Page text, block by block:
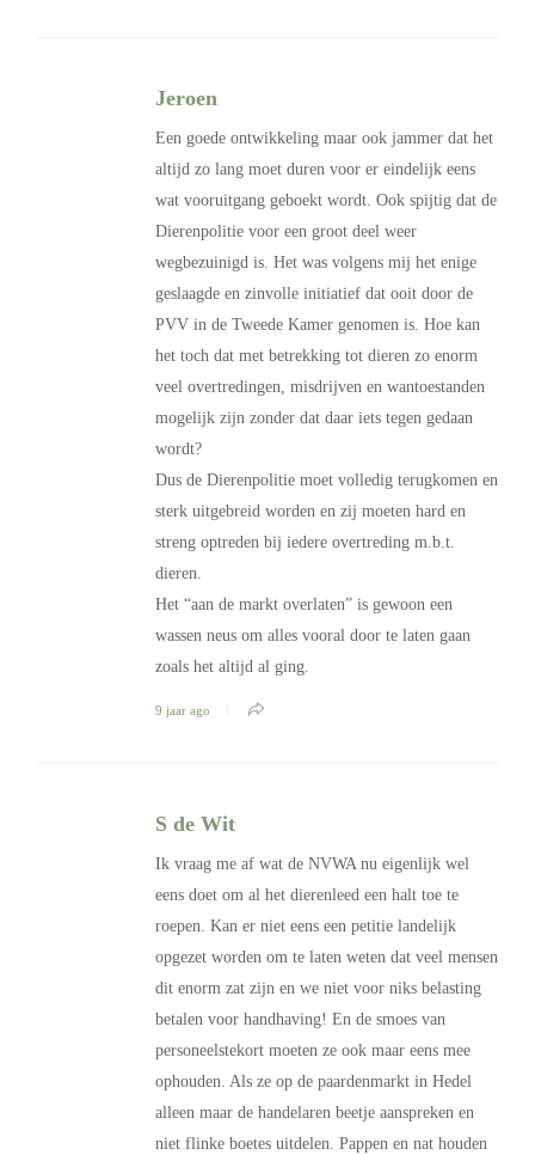
Jeroen
Een goede ontwikkeling maar ook jammer dat het
altijd zo lang moet duren voor er eindelijk eens
wat vooruitgang geboekt wordt. Ook spijtig dat de
Dierenpolitie voor een groot deel weer
wegbezuinigd is. Het was volgens mij het enige
geslaagde en zinvolle initiatief dat ooit door de
PVV in de Tweede Kamer genomen is. Hoe kan
het toch dat met betrekking tot dieren zo enorm
veel overtredingen, misdrijven en wantoestanden
mogelijk zijn zonder dat daar iets tegen gedaan
wordt?
Dus de Dierenpolitie moet volledig terugkomen en
sterk uitgebreid worden en zij moeten hard en
streng optreden bij iedere overtreding m.b.t.
dieren.
Het “aan de markt overlaten” is gewoon een
wassen neus om alles vooral door te laten gaan
zoals het altijd al ging.
9 jaar ago
S de Wit
Ik vraag me af wat de NVWA nu eigenlijk wel
eens doet om al het dierenleed een halt toe te
roepen. Kan er niet eens een petitie landelijk
opgezet worden om te laten weten dat veel mensen
dit enorm zat zijn en we niet voor niks belasting
betalen voor handhaving! En de smoes van
personeelstekort moeten ze ook maar eens mee
ophouden. Als ze op de paardenmarkt in Hedel
alleen maar de handelaren beetje aanspreken en
niet flinke boetes uitdelen. Pappen en nat houden